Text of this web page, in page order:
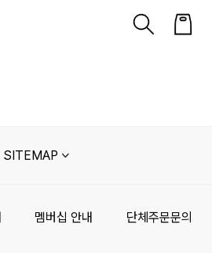
SITEMAP
멤버십 안내 단체주문문의